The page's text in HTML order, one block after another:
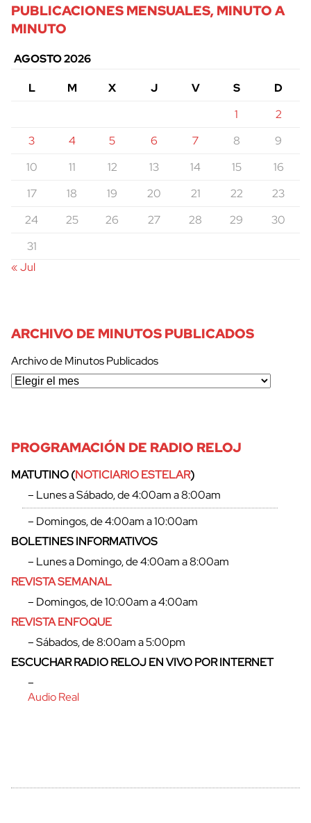
cerrar
PUBLICACIONES MENSUALES, MINUTO A
MINUTO
AGOSTO 2026
L
M X J V S
D
1
2
3
4 5 6 7 8
9
10
11 12 13 14 15
16
17
18 19 20 21 22
23
24
25 26 27 28 29
30
31
« Jul
ARCHIVO DE MINUTOS PUBLICADOS
Archivo de Minutos Publicados
PROGRAMACIÓN DE RADIO RELOJ
MATUTINO (NOTICIARIO ESTELAR)
– Lunes a Sábado, de 4:00am a 8:00am
– Domingos, de 4:00am a 10:00am
BOLETINES INFORMATIVOS
– Lunes a Domingo, de 4:00am a 8:00am
REVISTA SEMANAL
– Domingos, de 10:00am a 4:00am
REVISTA ENFOQUE
– Sábados, de 8:00am a 5:00pm
ESCUCHAR RADIO RELOJ EN VIVO POR INTERNET
–
Audio Real